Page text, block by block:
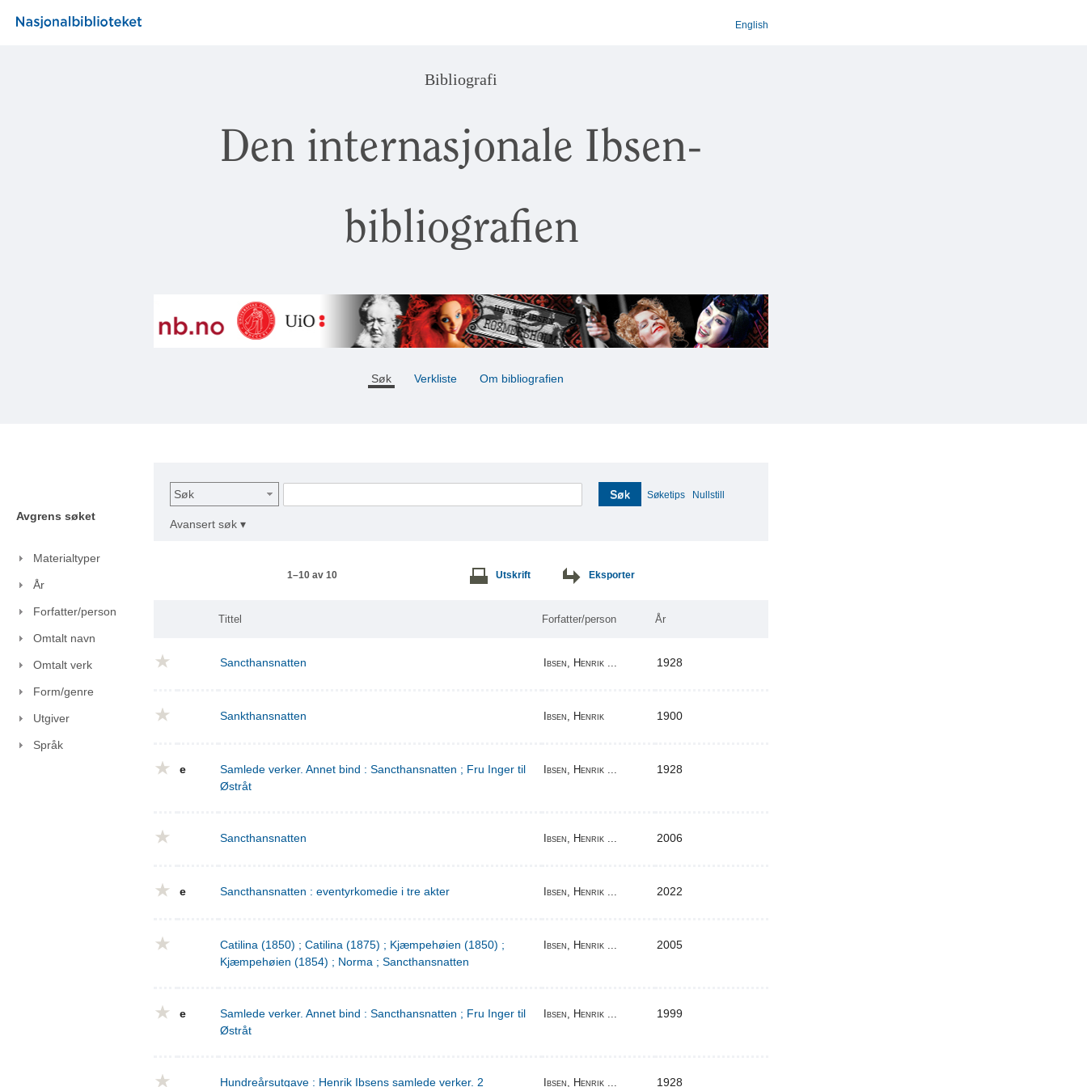
English
Bibliografi
Den internasjonale Ibsen-
bibliografien
Søk Verkliste Om bibliografien
Avgrens søket
Materialtyper
År
Forfatter/person
Omtalt navn
Omtalt verk
Form/genre
Utgiver
Språk
Søk Søk Søketips Nullstill
Avansert søk ▾
1–10 av 10 Utskrift Eksporter
Tittel Forfatter/person År
Sancthansnatten Ibsen, Henrik ... 1928
Sankthansnatten Ibsen, Henrik 1900
e
Samlede verker. Annet bind : Sancthansnatten ; Fru Inger til
Østråt
Ibsen, Henrik ... 1928
Sancthansnatten Ibsen, Henrik ... 2006
e Sancthansnatten : eventyrkomedie i tre akter Ibsen, Henrik ... 2022
Catilina (1850) ; Catilina (1875) ; Kjæmpehøien (1850) ;
Kjæmpehøien (1854) ; Norma ; Sancthansnatten
Ibsen, Henrik ... 2005
e
Samlede verker. Annet bind : Sancthansnatten ; Fru Inger til
Østråt
Ibsen, Henrik ... 1999
Hundreårsutgave : Henrik Ibsens samlede verker. 2 Ibsen, Henrik ... 1928